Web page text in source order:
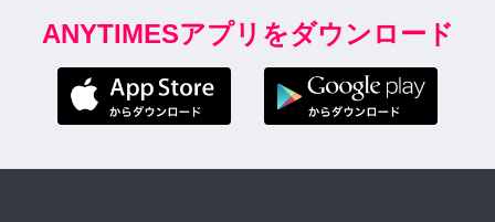
ANYTIMESアプリをダウンロード